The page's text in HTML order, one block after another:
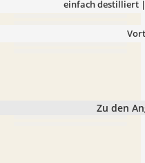
einfach destilliert
Zu den